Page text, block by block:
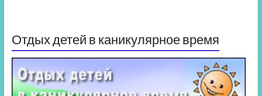
Отдых детей в каникулярное время